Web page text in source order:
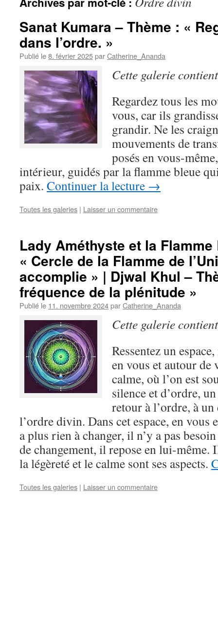
Sanat Kumara – Thème : «
dans l’ordre. »
Publié le8. février 2025parCatherine_Ananda
Cette galerie
Regardez tous les
vous, car ils
grandir. Ne les
mouvements de
posés en vous-
intérieur, guidés par la flamme bleue
paix. Continuer la lecture →
Toutes les galeries | Laisser un commentaire
Lady Améthyste et la
« Cercle de la Flamme de
accomplie » | Djwal Khul –
fréquence de la plénitude »
Publié le 11. novembre 2024parCatherine_Ananda
Cette galerie
Ressentez un
en vous et autour de
calme, où l’on est
silence et d’ordre,
retour à l’ordre, à
l’ordre divin. Dans cet espace, en vous
a plus rien à changer, il n’y a pas
de changement, il repose en lui-même.
la légèreté et le calme sont ses aspects.
Toutes les galeries | Laisser un commentaire